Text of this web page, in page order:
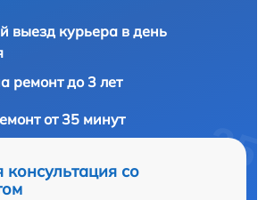
выезд курьера в день
ремонт до 3 лет
от 35 минут
консультация со